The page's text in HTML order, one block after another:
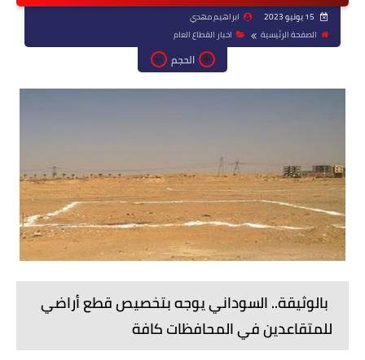
ابراهيم مهدي
الصفحة الرئيسية
اخبار القطاع العام
الحجم
بالوثيقة.. السوداني يوجه بتخصيص قطع أراضي
للمتقاعدين في المحافظات كافة